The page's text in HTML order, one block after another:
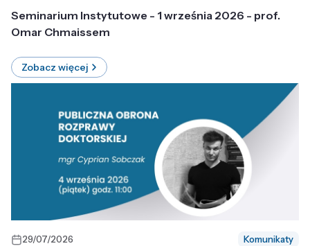
Seminarium Instytutowe - 1 września 2026 - prof.
Omar Chmaissem
Zobacz więcej
29/07/2026 Komunikaty